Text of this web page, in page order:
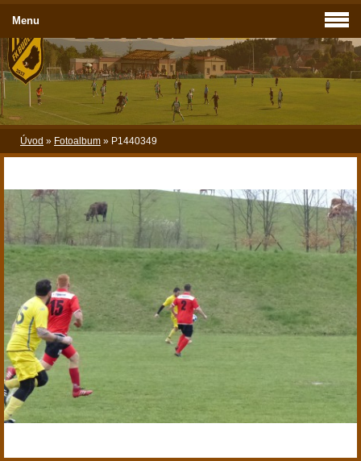
Úvod » Fotoalbum » P1440349
Menu